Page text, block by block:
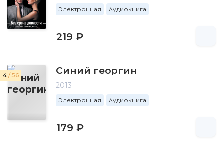
Электронная Аудиокнига
219 ₽
4 / 56 Синий георгин
2013
Электронная Аудиокнига
179 ₽